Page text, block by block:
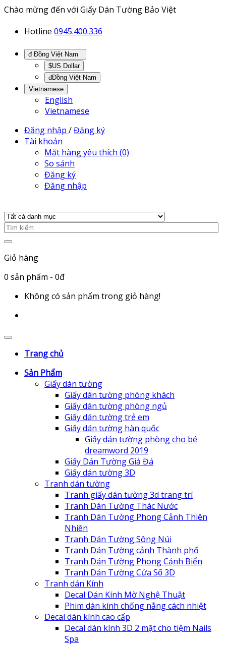
Chào mừng đến với Giấy Dán Tường Bảo Việt
Hotline 0945.400.336
$US Dollar
đĐồng Việt Nam
Vietnamese
English
Vietnamese
Đăng nhập /Đăng ký
Tài khoản
Mặt hàng yêu thích (0)
So sánh
Đăng ký
Đăng nhập
Giỏ hàng
0 sản phẩm - 0đ
Không có sản phẩm trong giỏ hàng!
Trang chủ
Sản Phẩm
Giấy dán tường
Giấy dán tường phòng khách
Giấy dán tường phòng ngủ
Giấy dán tường trẻ em
Giấy dán tường hàn quốc
Giấy dán tường phòng cho bé
dreamword 2019
Giấy Dán Tường Giả Đá
Giấy dán tường 3D
Tranh dán tường
Tranh giấy dán tường 3d trang trí
Tranh Dán Tường Thác Nước
Tranh Dán Tường Phong Cảnh Thiên
Nhiên
Tranh Dán Tường Sông Núi
Tranh Dán Tường cảnh Thành phố
Tranh Dán Tường Phong Cảnh Biển
Tranh Dán Tường Cửa Sổ 3D
Tranh dán Kính
Decal Dán Kính Mờ Nghệ Thuật
Phim dán kính chống nắng cách nhiệt
Decal dán kính cao cấp
Decal dán kính 3D 2 mặt cho tiệm Nails
Spa